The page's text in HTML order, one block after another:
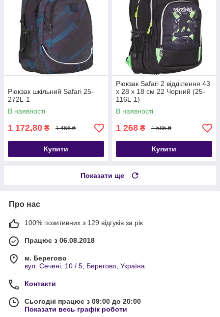
Рюкзак шкільний Safari 25-
272L-1
В наявності
1 172,80 ₴ 1 466 ₴
Купити
Рюкзак Safari 2 відділення 43
х 28 х 18 см 22 Чорний (25-
116L-1)
В наявності
1 268 ₴ 1 585 ₴
Купити
Показати ще
Про нас
100% позитивних з 129 відгуків за рік
Працює з 06.08.2018
м. Берегово
вул. Сечені, 10 / 5, Берегово, Україна
Контакти
Сьогодні працює з 09:00 до 20:00
Показати весь графік роботи